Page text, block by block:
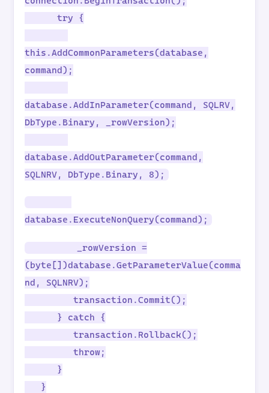
try {
this.AddCommonParameters(database,
command);
database.AddInParameter(command, SQLRV,
DbType.Binary, _rowVersion);
database.AddOutParameter(command,
SQLNRV, DbType.Binary, 8);
database.ExecuteNonQuery(command);
_rowVersion =
(byte[])database.GetParameterValue(comma
nd, SQLNRV);
transaction.Commit();
} catch {
transaction.Rollback();
throw;
}
}